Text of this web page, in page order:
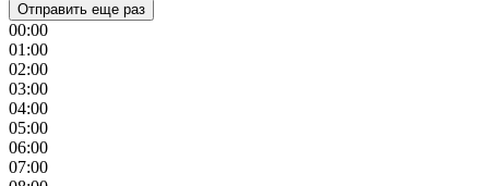
Отправить еще раз
00:00
01:00
02:00
03:00
04:00
05:00
06:00
07:00